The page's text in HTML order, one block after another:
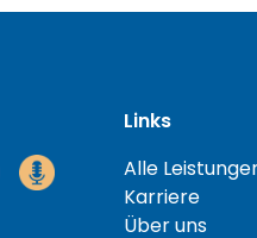
Links
Alle
Karriere
Über uns